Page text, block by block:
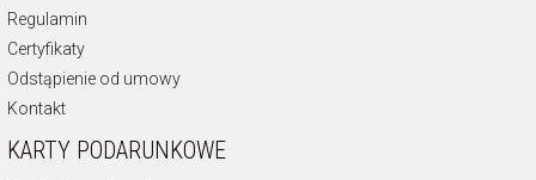
Regulamin
Certyfikaty
Odstąpienie od umowy
Kontakt
KARTY PODARUNKOWE